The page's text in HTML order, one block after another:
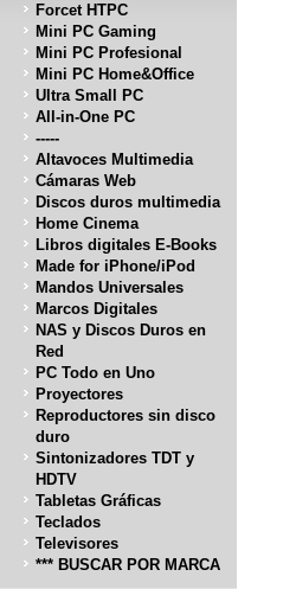
Forcet HTPC
Mini PC Gaming
Mini PC Profesional
Mini PC Home&Office
Ultra Small PC
All-in-One PC
-----
Altavoces Multimedia
Cámaras Web
Discos duros multimedia
Home Cinema
Libros digitales E-Books
Made for iPhone/iPod
Mandos Universales
Marcos Digitales
NAS y Discos Duros en
Red
PC Todo en Uno
Proyectores
Reproductores sin disco
duro
Sintonizadores TDT y
HDTV
Tabletas Gráficas
Teclados
Televisores
*** BUSCAR POR MARCA